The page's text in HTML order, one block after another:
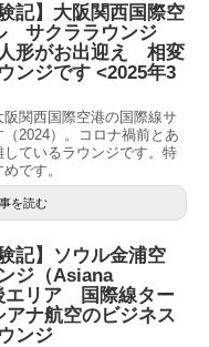
記】大阪関西国際空
サクララウンジ
形がお出迎え 相変
ンジです <2025年3
関西国際空港の国際線サ
2024）。コロナ禍前とあ
しているラウンジです。特
です。
を読む
記】ソウル金浦空
ジ（Asiana
エリア 国際線ター
ナ航空のビジネス
ンジ